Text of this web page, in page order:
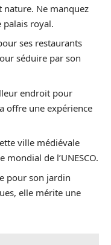
Ne manquez
palais royal.
ses restaurants
séduire par son
endroit pour
offre une expérience
ville médiévale
de l’UNESCO.
pour son jardin
elle mérite une